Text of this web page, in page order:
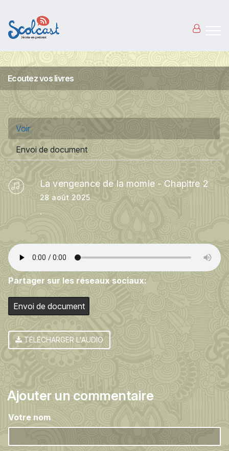
Ecoutez vos livres
Onglets principaux
Voir(onglet actif)
Envoi de document
La vengeance de la momie - Chapitre 2
28 août 2025
.
Partager sur les réseaux sociaux:
Envoi de document
TÉLÉCHARGER L'AUDIO
Ajouter un commentaire
Votre nom